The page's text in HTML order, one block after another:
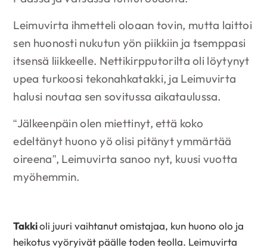
Leimuvirta ihmetteli oloaan tovin, mutta laittoi
sen huonosti nukutun yön piikkiin ja tsemppasi
itsensä liikkeelle. Nettikirpputorilta oli löytynyt
upea turkoosi tekonahkatakki, ja Leimuvirta
halusi noutaa sen sovitussa aikataulussa.
“Jälkeenpäin olen miettinyt, että koko
edeltänyt huono yö olisi pitänyt ymmärtää
oireena”, Leimuvirta sanoo nyt, kuusi vuotta
myöhemmin.
Takkioli juuri vaihtanut omistajaa, kun huono olo ja
heikotus vyöryivät päälle toden teolla. Leimuvirta